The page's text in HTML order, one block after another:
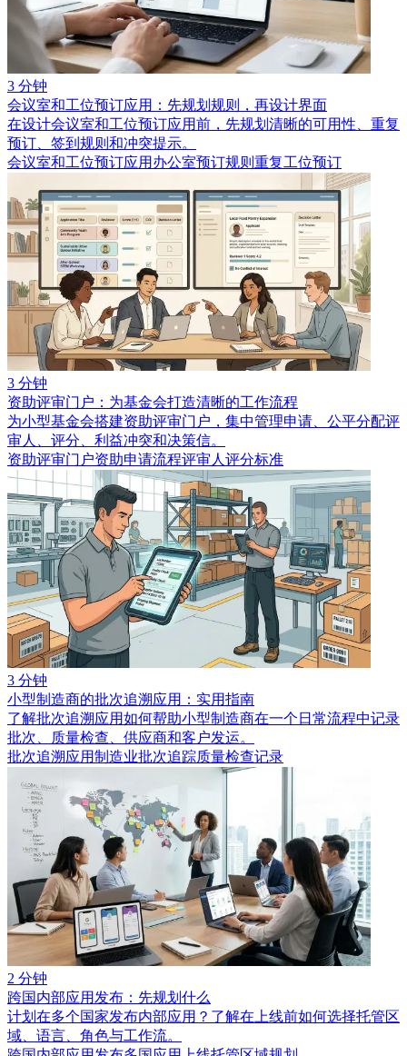
3 分钟
会议室和工位预订应用：先规划规则，再设计界面
在设计会议室和工位预订应用前，先规划清晰的可用性、重复
预订、签到规则和冲突提示。
会议室和工位预订应用 办公室预订规则 重复工位预订
3 分钟
资助评审门户：为基金会打造清晰的工作流程
为小型基金会搭建资助评审门户，集中管理申请、公平分配评
审人、评分、利益冲突和决策信。
资助评审门户资助申请流程评审人评分标准
3 分钟
小型制造商的批次追溯应用：实用指南
了解批次追溯应用如何帮助小型制造商在一个日常流程中记录
批次、质量检查、供应商和客户发运。
批次追溯应用制造业批次追踪质量检查记录
2 分钟
跨国内部应用发布：先规划什么
计划在多个国家发布内部应用？了解在上线前如何选择托管区
域、语言、角色与工作流。